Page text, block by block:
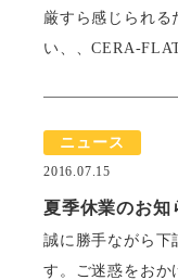
厳すら感じられる
い、、CERA-
ニュース
2016.07.15
夏季休業のお知
誠に勝手ながら下
す。ご迷惑をおか